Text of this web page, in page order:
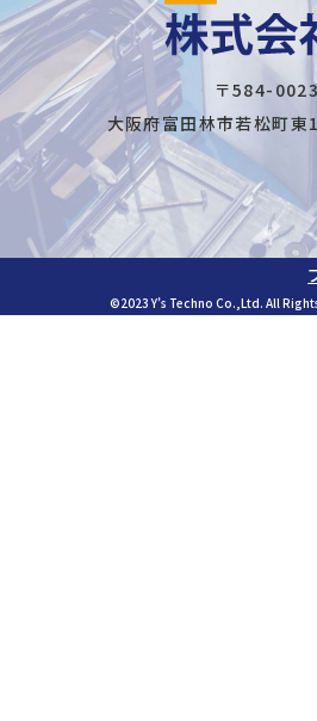
〒584-
大阪府富田林市若松町東
©2023 Y’s Techno Co.,Ltd. All